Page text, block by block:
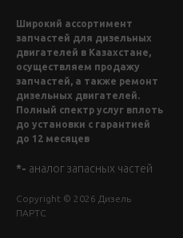
Широкий ассортимент
запчастей для дизельных
двигателей в Казахстане,
осуществляем продажу
запчастей, а также ремонт
дизельных двигателей.
Полный спектр услуг вплоть
до установки с гарантией
до 12 месяцев
*- аналог запасных частей
Copyright © 2026 Дизель
ПАРТС